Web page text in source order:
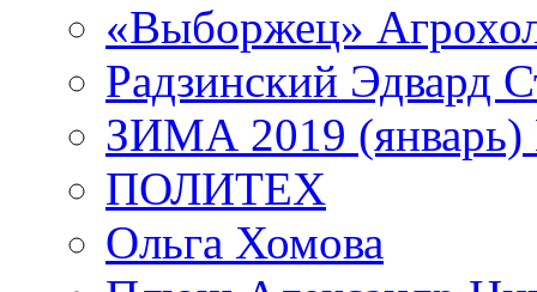
«Выборжец»
Радзинский Эдвард
ЗИМА 2019 (январь)
ПОЛИТЕХ
Ольга Хомова